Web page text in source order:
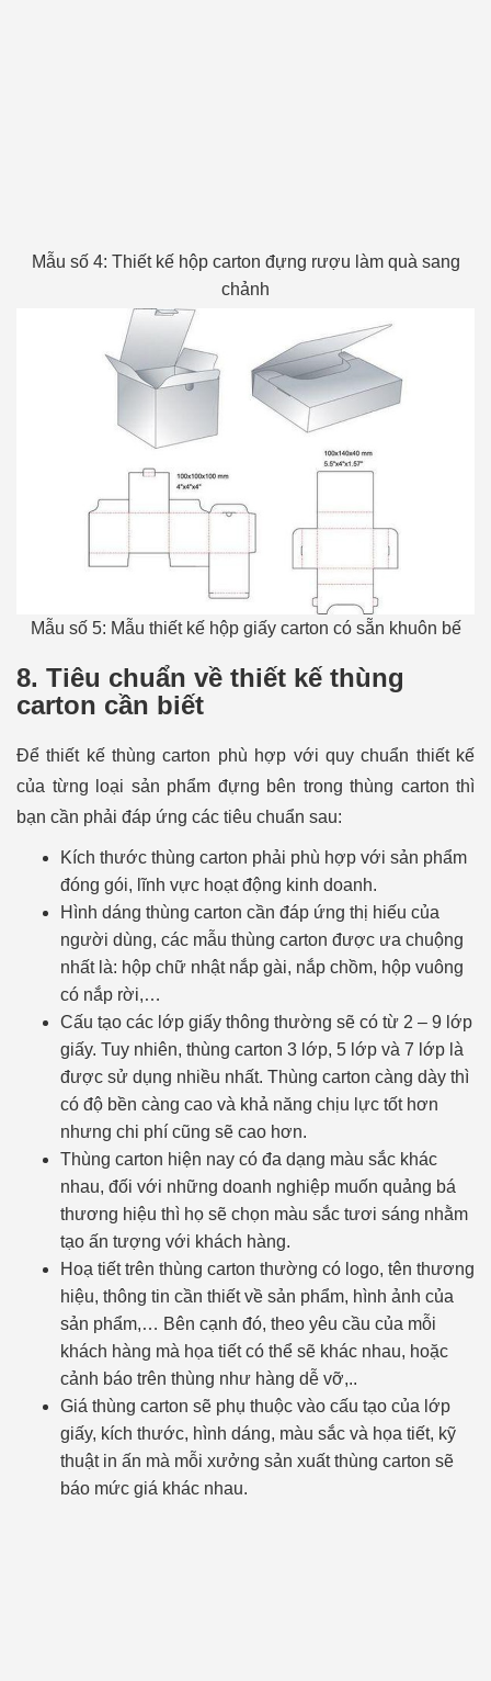
Mẫu số 4: Thiết kế hộp carton đựng rượu làm quà sang
chảnh
Mẫu số 5: Mẫu thiết kế hộp giấy carton có sẵn khuôn bế
8. Tiêu chuẩn về thiết kế thùng
carton cần biết
Để thiết kế thùng carton phù hợp với quy chuẩn thiết kế
của từng loại sản phẩm đựng bên trong thùng carton thì
bạn cần phải đáp ứng các tiêu chuẩn sau:
Kích thước thùng carton phải phù hợp với sản phẩm
đóng gói, lĩnh vực hoạt động kinh doanh.
Hình dáng thùng carton cần đáp ứng thị hiếu của
người dùng, các mẫu thùng carton được ưa chuộng
nhất là: hộp chữ nhật nắp gài, nắp chồm, hộp vuông
có nắp rời,…
Cấu tạo các lớp giấy thông thường sẽ có từ 2 – 9 lớp
giấy. Tuy nhiên, thùng carton 3 lớp, 5 lớp và 7 lớp là
được sử dụng nhiều nhất. Thùng carton càng dày thì
có độ bền càng cao và khả năng chịu lực tốt hơn
nhưng chi phí cũng sẽ cao hơn.
Thùng carton hiện nay có đa dạng màu sắc khác
nhau, đối với những doanh nghiệp muốn quảng bá
thương hiệu thì họ sẽ chọn màu sắc tươi sáng nhằm
tạo ấn tượng với khách hàng.
Hoạ tiết trên thùng carton thường có logo, tên thương
hiệu, thông tin cần thiết về sản phẩm, hình ảnh của
sản phẩm,… Bên cạnh đó, theo yêu cầu của mỗi
khách hàng mà họa tiết có thể sẽ khác nhau, hoặc
cảnh báo trên thùng như hàng dễ vỡ,..
Giá thùng carton sẽ phụ thuộc vào cấu tạo của lớp
giấy, kích thước, hình dáng, màu sắc và họa tiết, kỹ
thuật in ấn mà mỗi xưởng sản xuất thùng carton sẽ
báo mức giá khác nhau.